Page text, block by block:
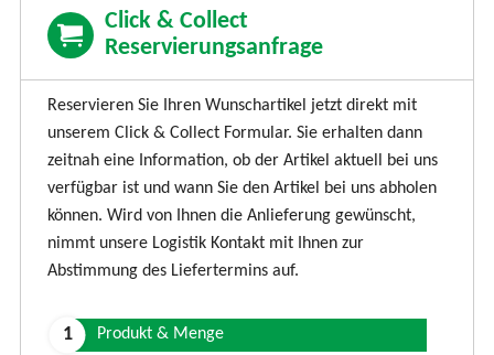
Click & Collect
Reservierungsanfrage
Reservieren Sie Ihren Wunschartikel jetzt direkt mit
unserem Click & Collect Formular. Sie erhalten dann
zeitnah eine Information, ob der Artikel aktuell bei uns
verfügbar ist und wann Sie den Artikel bei uns abholen
können. Wird von Ihnen die Anlieferung gewünscht,
nimmt unsere Logistik Kontakt mit Ihnen zur
Abstimmung des Liefertermins auf.
Produkt & Menge